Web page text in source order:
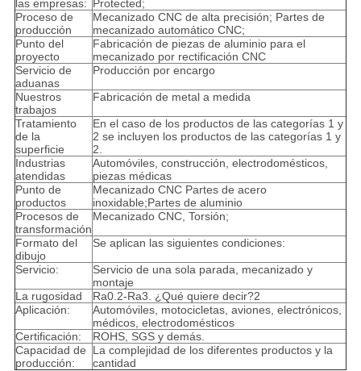
las empresas: Protected;
Proceso de
producción
Mecanizado CNC de alta precisión; Partes de
mecanizado automático CNC;
Punto del
proyecto
Fabricación de piezas de aluminio para el
mecanizado por rectificación CNC
Servicio de
aduanas
Producción por encargo
Nuestros
trabajos
Fabricación de metal a medida
Tratamiento
de la
superficie
En el caso de los productos de las categorías 1 y
2 se incluyen los productos de las categorías 1 y
2.
Industrias
atendidas
Automóviles, construcción, electrodomésticos,
piezas médicas
Punto de
productos
Mecanizado CNC Partes de acero
inoxidable;Partes de aluminio
Procesos de
transformación
Mecanizado CNC, Torsión;
Formato del
dibujo
Se aplican las siguientes condiciones:
Servicio:
Servicio de una sola parada, mecanizado y
montaje
La rugosidad
Ra0.2-Ra3. ¿Qué quiere decir?2
Aplicación:
Automóviles, motocicletas, aviones, electrónicos,
médicos, electrodomésticos
Certificación:
ROHS, SGS y demás.
Capacidad de
producción:
La complejidad de los diferentes productos y la
cantidad